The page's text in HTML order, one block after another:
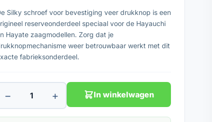
Silky schroef voor bevestiging veer drukknop is een
reserveonderdeel speciaal voor de Hayauchi
Hayate zaagmodellen. Zorg dat je
weer betrouwbaar werkt met dit
fabrieksonderdeel.
− + In winkelwagen